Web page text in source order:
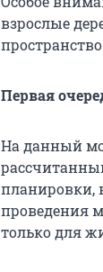
взрослые
Первая
На данный
планировки,
проведения
только для